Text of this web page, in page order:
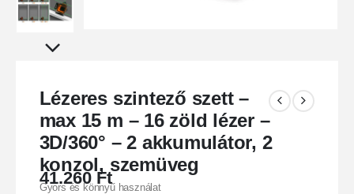
Lézeres szintező szett –
max 15 m – 16 zöld lézer –
3D/360° – 2 akkumulátor, 2
konzol, szemüveg
41.260Ft
Gyors és könnyű használat